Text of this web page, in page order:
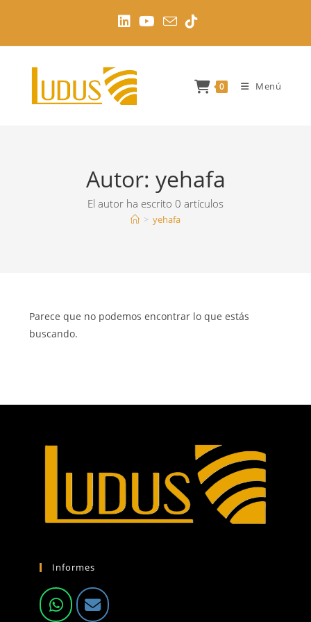
contenido
0 Menú
Autor: yehafa
El autor ha escrito 0 artículos
> yehafa
Parece que no podemos encontrar lo que estás
buscando.
Informes